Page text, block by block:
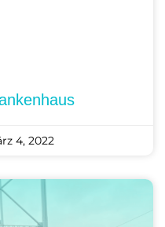
4, 2022